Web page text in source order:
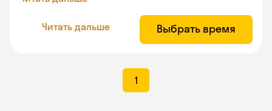
Читать дальше Выбрать время
1